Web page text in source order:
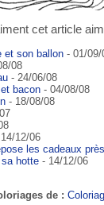
cet article
et son ballon - 01/09/
08
- 24/06/08
bacon - 04/08/08
- 18/08/08
12/06
les cadeaux
sa hotte - 14/12/06
de :